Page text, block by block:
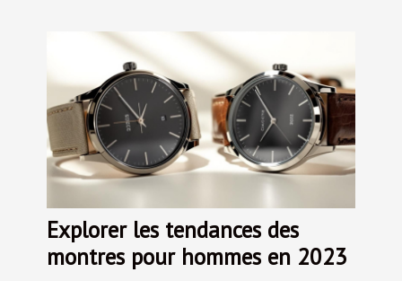
Explorer les tendances des
montres pour hommes en 2023